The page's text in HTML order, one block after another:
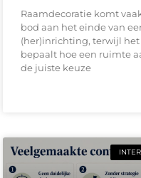
Raamdecoratie komt
bod aan het einde van
(her)inrichting, terwijl het
bepaalt hoe een ruimte
de juiste keuze